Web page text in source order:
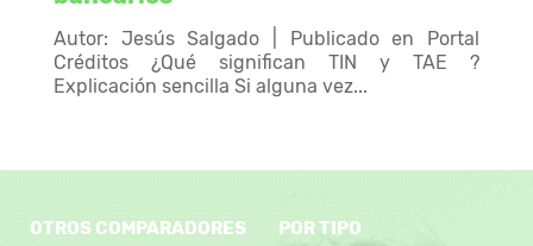
Autor: Jesús Salgado | Publicado en Portal
Créditos ¿Qué significan TIN y TAE ?
Explicación sencilla Si alguna vez...
OTROS COMPARADORES POR TIPO